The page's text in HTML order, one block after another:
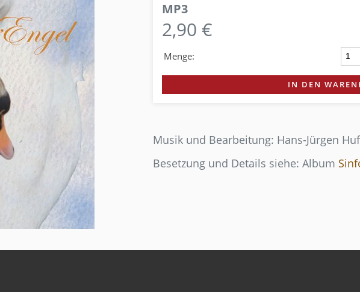
MP3
2,90 €
Menge:
IN DEN
Musik und Bearbeitung: Hans-Jürgen
Besetzung und Details siehe: Album